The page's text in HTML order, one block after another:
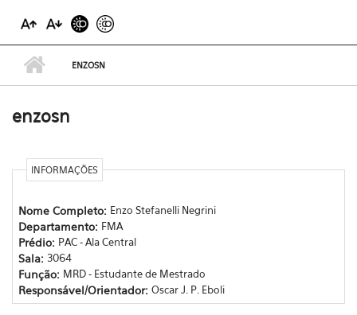
ENZOSN
enzosn
INFORMAÇÕES
Nome Completo: Enzo Stefanelli Negrini
Departamento: FMA
Prédio: PAC - Ala Central
Sala: 3064
Função: MRD - Estudante de Mestrado
Responsável/Orientador: Oscar J. P. Eboli